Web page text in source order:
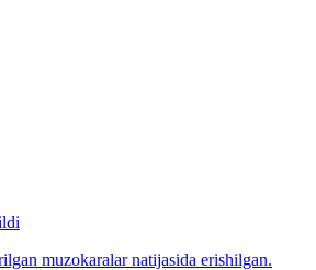
muzokaralar natijasida erishilgan.